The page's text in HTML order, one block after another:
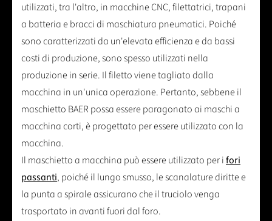
utilizzati, tra l'altro, in macchine CNC, filettatrici, trapani
a batteria e bracci di maschiatura pneumatici. Poiché
sono caratterizzati da un'elevata efficienza e da bassi
costi di produzione, sono spesso utilizzati nella
produzione in serie. Il filetto viene tagliato dalla
macchina in un'unica operazione. Pertanto, sebbene il
maschietto BAER possa essere paragonato ai maschi a
macchina corti, è progettato per essere utilizzato con la
macchina.
Il maschietto a macchina può essere utilizzato per ifori
passanti, poiché il lungo smusso, le scanalature diritte e
la punta a spirale assicurano che il truciolo venga
trasportato in avanti fuori dal foro.